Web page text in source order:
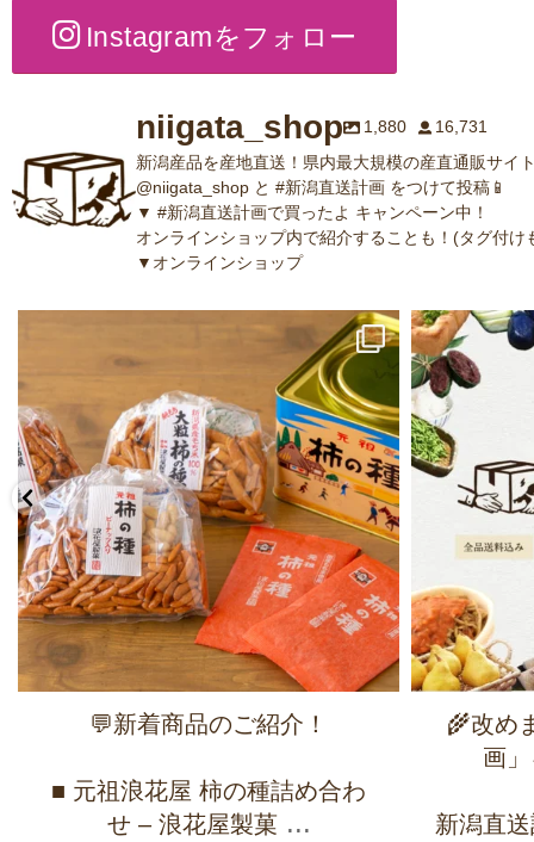
Instagramをフォロー
niigata_shop 1,880
16,731
新潟産品を産地直送！県内最大規模の産直通販サイ
@niigata_shop と #新潟直送計画 をつけて投稿📱
▼ #新潟直送計画で買ったよ キャンペーン中！
オンラインショップ内で紹介することも！(タグ付け
▼オンラインショップ
💬新着商品のご紹介！
■ 元祖浪花屋 柿の種詰め合わ
せ – 浪花屋製菓 ...
🌾改め
画
新潟直